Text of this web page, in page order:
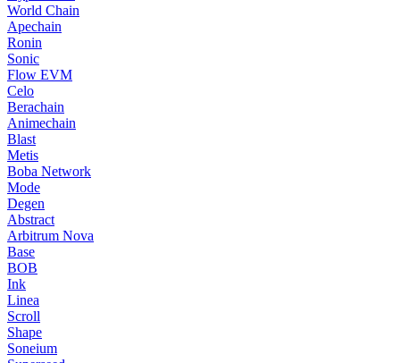
World Chain
Apechain
Ronin
Sonic
Flow EVM
Celo
Berachain
Animechain
Blast
Metis
Boba Network
Mode
Degen
Abstract
Arbitrum Nova
Base
BOB
Ink
Linea
Scroll
Shape
Soneium